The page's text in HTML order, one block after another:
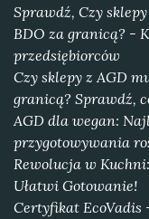
Sprawdź, Czy
BDO za granicą? -
przedsiębiorców
Czy sklepy z AGD
granicą? Sprawdź,
AGD dla wegan:
przygotowywania
Rewolucja w
Ułatwi Gotowanie!
Certyfikat EcoVadis